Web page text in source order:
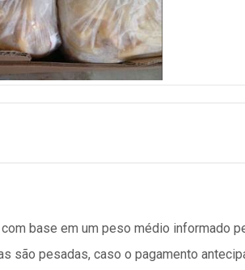
base em um peso médio informado
são pesadas, caso o pagamento